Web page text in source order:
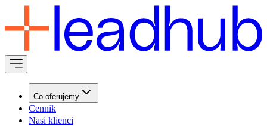
Co oferujemy
Cennik
Nasi klienci